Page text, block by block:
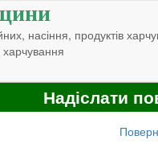
насіння, продуктів
Надіслати